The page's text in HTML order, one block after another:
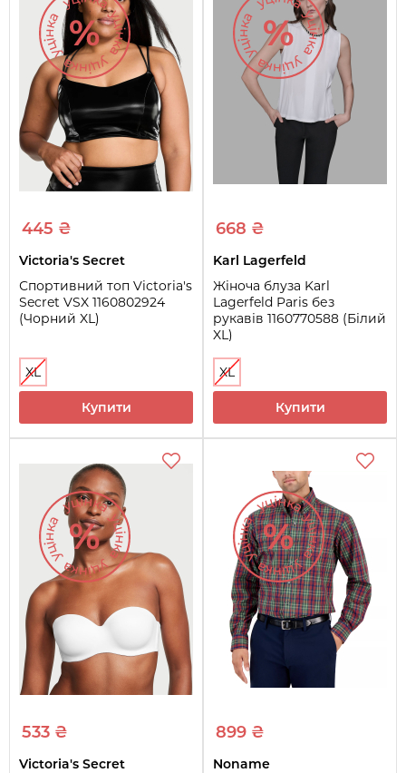
445 ₴
Victoria's Secret
Спортивний топ Victoria's
Secret VSX 1160802924
(Чорний XL)
XL
Купити
668 ₴
Karl Lagerfeld
Жіноча блуза Karl
Lagerfeld Paris без
рукавів 1160770588 (Білий
XL)
XL
Купити
533 ₴
Victoria's Secret
899 ₴
Noname